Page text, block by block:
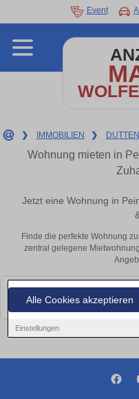
Alle Cookies akzeptieren
Einstellungen
Event
❯ IMMOBILIEN ❯
Wohnung mieten in
Jetzt eine Wohnung in
Finde die perfekte Wohnung
zentral gelegene
Leider konnten wir derzeit keine
bald wieder vorbei!